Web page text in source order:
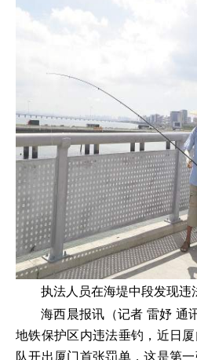
执法人员在海堤中段发现违
海西晨报讯（记者 雷妤 通
地铁保护区内违法垂钓，近日
队开出厦门首张罚单，这是第